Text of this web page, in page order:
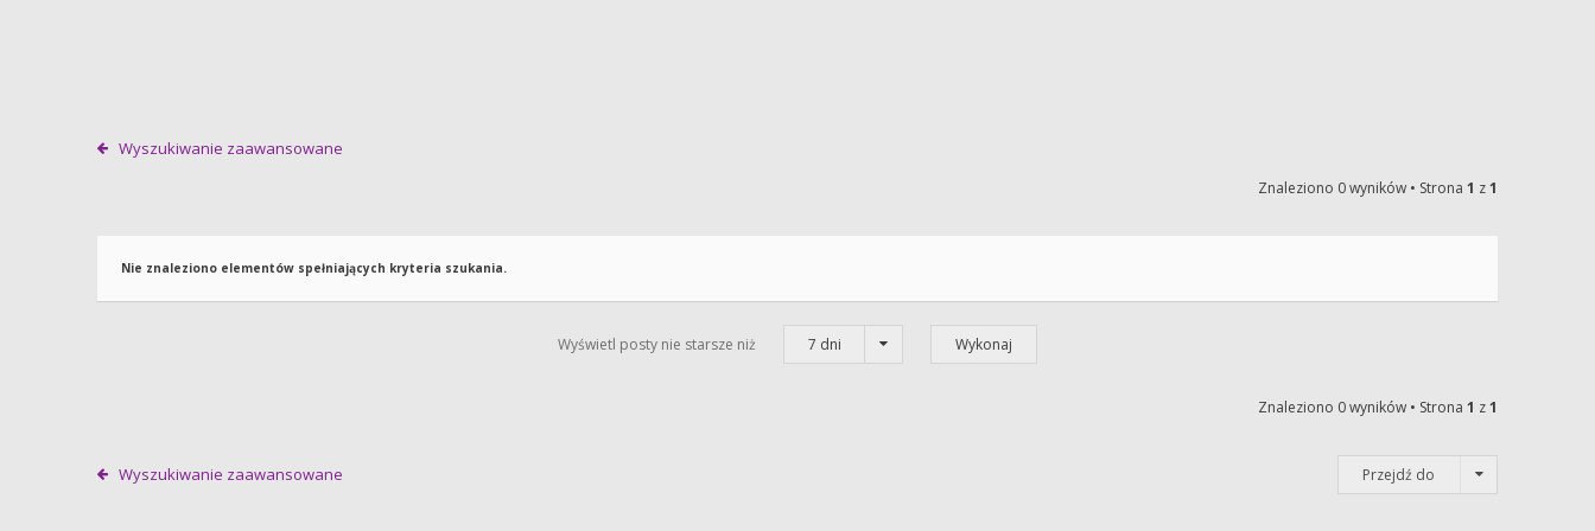
Wyszukiwanie zaawansowane
Znaleziono 0 wyników • Strona 1 z1
Nie znaleziono elementów spełniających kryteria szukania.
Wyświetl posty nie starsze niż 7 dni
Znaleziono 0 wyników • Strona 1 z1
Wyszukiwanie zaawansowane Przejdź do